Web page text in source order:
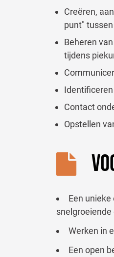
Creëren,
punt"
Beheren
tijdens
Contact
Opstellen
Een
Werken in
Een open